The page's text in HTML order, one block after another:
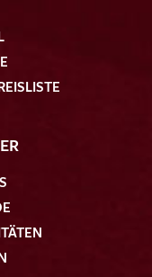
angegebenen Daten
genutzt werden.
zur Kenntnis